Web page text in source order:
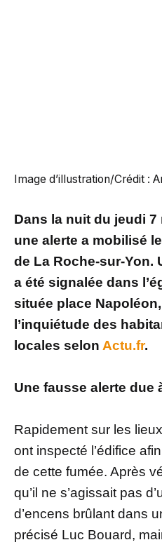
Image d’illustration/Crédit :
Dans la nuit du jeudi
une alerte a mobilisé
de La Roche-sur-Yon.
a été signalée dans
située place
l’inquiétude des
locales selon Actu.fr.
Une fausse alerte due
Rapidement sur les
ont inspecté l’édifice
de cette fumée. Après
qu’il ne s’agissait pas
d’encens brûlant dans
précisé Luc Bouard,